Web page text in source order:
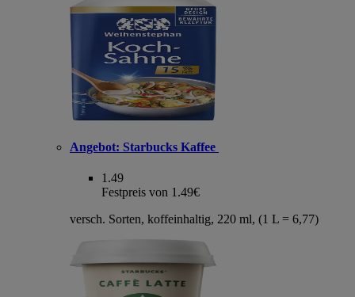
Angebot: Starbucks Kaffee
1.49
Festpreis von 1.49€
versch. Sorten, koffeinhaltig, 220 ml, (1 L = 6,77)